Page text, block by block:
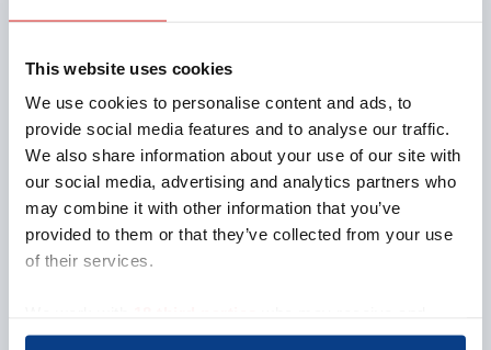
This website uses cookies
We use cookies to personalise content and ads, to
provide social media features and to analyse our traffic.
We also share information about your use of our site with
our social media, advertising and analytics partners who
may combine it with other information that you’ve
provided to them or that they’ve collected from your use
of their services.
process your information.
Aansluiten als coachbureau
Over NOBCO
Missie en visie
Organisatie
EMCC Global
Beroepscode